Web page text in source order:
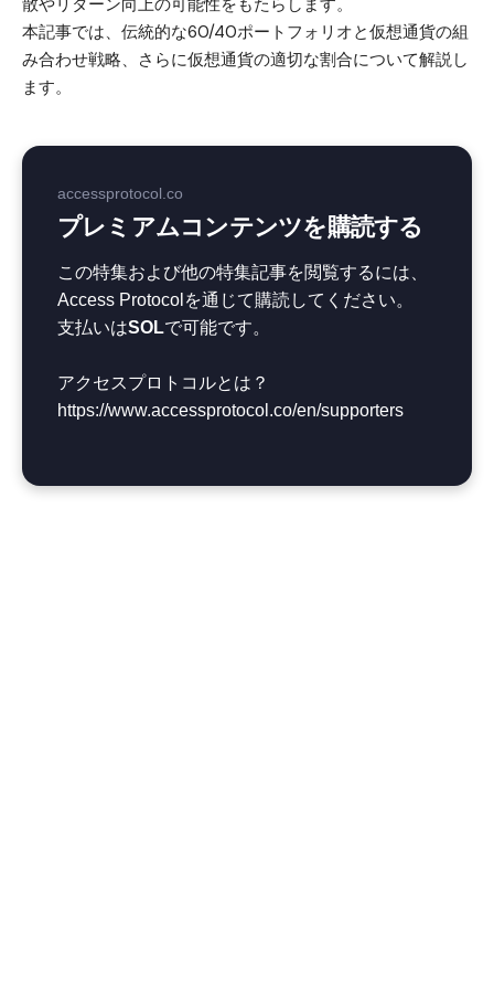
散やリターン向上の可能性をもたらします。
本記事では、伝統的な60/40ポートフォリオと仮想通貨の組
み合わせ戦略、さらに仮想通貨の適切な割合について解説し
ます。
accessprotocol.co
プレミアムコンテンツを購読する
この特集および他の特集記事を閲覧するには、
Access Protocolを通じて購読してください。
支払いはSOLで可能です。
アクセスプロトコルとは？
https://www.accessprotocol.co/en/supporters